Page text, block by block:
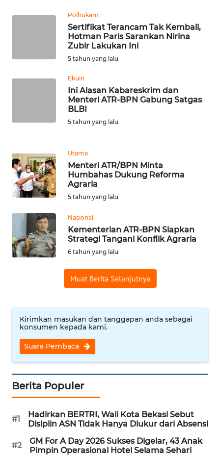
Polhukam
Sertifikat Terancam Tak Kembali,
Hotman Paris Sarankan Nirina
Zubir Lakukan Ini
5 tahun yang lalu
Ekuin
Ini Alasan Kabareskrim dan
Menteri ATR-BPN Gabung Satgas
BLBI
5 tahun yang lalu
Utama
Menteri ATR/BPN Minta
Humbahas Dukung Reforma
Agraria
5 tahun yang lalu
Nasional
Kementerian ATR-BPN Siapkan
Strategi Tangani Konflik Agraria
6 tahun yang lalu
Muat Berita Selanjutnya
Kirimkan masukan dan tanggapan anda sebagai
konsumen kepada kami.
Suara Pembaca
Berita Populer
#1
Hadirkan BERTRI, Wali Kota Bekasi Sebut
Disiplin ASN Tidak Hanya Diukur dari Absensi
#2
GM For A Day 2026 Sukses Digelar, 43 Anak
Pimpin Operasional Hotel Selama Sehari
JABAR
WN
KEPRI
WN
PAPUA
WN
PAPUA
RIAU
WN
SERAMBI
SULTRA
WN
NTB